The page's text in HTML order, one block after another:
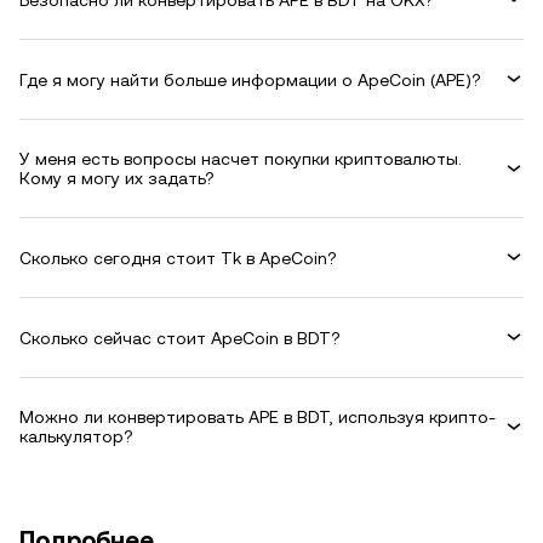
Где я могу найти больше информации о ApeCoin (APE)?
У меня есть вопросы насчет покупки криптовалюты.
Кому я могу их задать?
Сколько сегодня стоит Tk в ApeCoin?
Сколько сейчас стоит ApeCoin в BDT?
Можно ли конвертировать APE в BDT, используя крипто-
калькулятор?